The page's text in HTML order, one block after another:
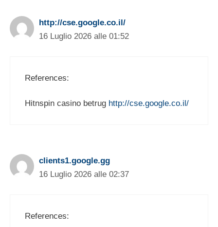
http://cse.google.co.il/
16 Luglio 2026 alle 01:52
References:
Hitnspin casino betrug http://cse.google.co.il/
clients1.google.gg
16 Luglio 2026 alle 02:37
References: